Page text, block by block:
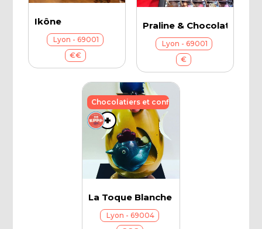
Ikône
Lyon - 69001
€€
Praline & Chocolat
Lyon - 69001
€
+
+
La Toque Blanche
Lyon - 69004
Chocolatiers et confiseurs